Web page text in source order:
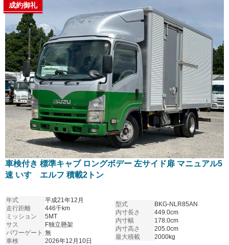
成約御礼
車検付き 標準キャブ ロングボデー 左サイド扉 マニュアル5
速 いすゞエルフ 積載2トン
年式
平成21年12月
走行距離
446千km
ミッション
5MT
サス
F独立懸架
パワーゲート 無
車検
2026年12月10日
型式
BKG-NLR85AN
内寸長さ
449.0cm
内寸幅
178.0cm
内寸高さ
205.0cm
最大積載
2000kg